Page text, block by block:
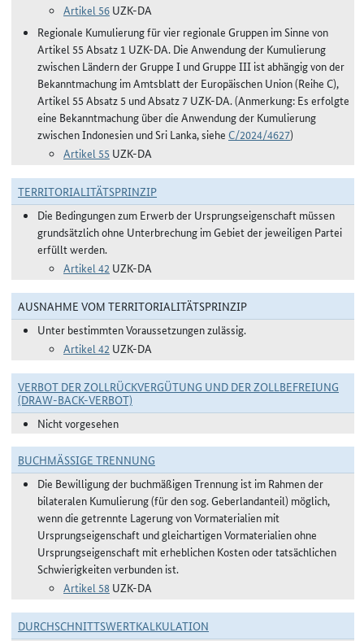
Artikel 56 UZK-DA
Regionale Kumulierung für vier regionale Gruppen im Sinne von
Artikel 55 Absatz 1 UZK-DA. Die Anwendung der Kumulierung
zwischen Ländern der Gruppe I und Gruppe III ist abhängig von der
Bekanntmachung im Amtsblatt der Europäischen Union (Reihe C),
Artikel 55 Absatz 5 und Absatz 7 UZK-DA. (Anmerkung: Es erfolgte
eine Bekanntmachung über die Anwendung der Kumulierung
zwischen Indonesien und Sri Lanka, siehe C/2024/4627)
Artikel 55 UZK-DA
TERRITORIALITÄTSPRINZIP
Die Bedingungen zum Erwerb der Ursprungseigenschaft müssen
grundsätzlich ohne Unterbrechung im Gebiet der jeweiligen Partei
erfüllt werden.
Artikel 42 UZK-DA
AUSNAHME VOM TERRITORIALITÄTSPRINZIP
Unter bestimmten Voraussetzungen zulässig.
Artikel 42 UZK-DA
VERBOT DER ZOLLRÜCKVERGÜTUNG UND DER ZOLLBEFREIUNG
(DRAW-BACK-VERBOT)
Nicht vorgesehen
BUCHMÄSSIGE TRENNUNG
Die Bewilligung der buchmäßigen Trennung ist im Rahmen der
bilateralen Kumulierung (für den sog. Geberlandanteil) möglich,
wenn die getrennte Lagerung von Vormaterialien mit
Ursprungseigenschaft und gleichartigen Vormaterialien ohne
Ursprungseigenschaft mit erheblichen Kosten oder tatsächlichen
Schwierigkeiten verbunden ist.
Artikel 58 UZK-DA
DURCHSCHNITTSWERTKALKULATION